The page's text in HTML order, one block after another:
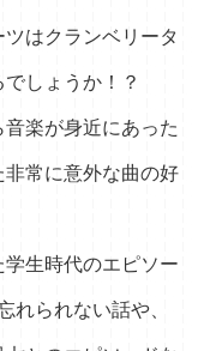
はクランベリータ
しょうか！？
楽が身近にあった
常に意外な曲の好
生時代のエピソー
れられない話や、